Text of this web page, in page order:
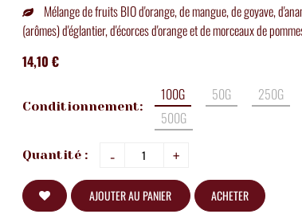
Mélange de fruits BIO d'orange, de mangue, de goyave,
(arômes) d'églantier, d'écorces d'orange et de morceaux de
14,10 €
Conditionnement:
100G 50G
250G
500G
Quantité : - +
AJOUTER AU PANIER ACHETER